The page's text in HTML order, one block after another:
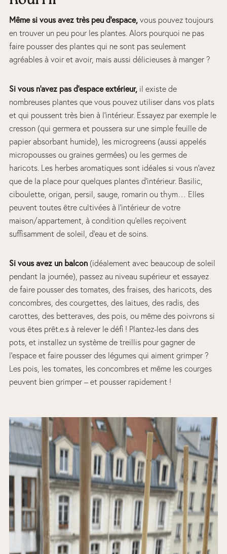
Même si vous avez très peu d’espace, vous pouvez toujours
en trouver un peu pour les plantes. Alors pourquoi ne pas
faire pousser des plantes qui ne sont pas seulement
agréables à voir et avoir, mais aussi délicieuses à manger ?
Si vous n’avez pas d’espace extérieur, il existe de
nombreuses plantes que vous pouvez utiliser dans vos plats
et qui poussent très bien à l’intérieur. Essayez par exemple le
cresson (qui germera et poussera sur une simple feuille de
papier absorbant humide), les microgreens (aussi appelés
micropousses ou graines germées) ou les germes de
haricots. Les herbes aromatiques sont idéales si vous n’avez
que de la place pour quelques plantes d’intérieur. Basilic,
ciboulette, origan, persil, sauge, romarin ou thym… Elles
peuvent toutes être cultivées à l’intérieur de votre
maison/appartement, à condition qu’elles reçoivent
suffisamment de soleil, d’eau et de soins.
Si vous avez un balcon (idéalement avec beaucoup de soleil
pendant la journée), passez au niveau supérieur et essayez
de faire pousser des tomates, des fraises, des haricots, des
concombres, des courgettes, des laitues, des radis, des
carottes, des betteraves, des pois, ou même des poivrons si
vous êtes prêt.e.s à relever le défi ! Plantez-les dans des
pots, et installez un système de treillis pour gagner de
l’espace et faire pousser des légumes qui aiment grimper ?
Les pois, les tomates, les concombres et même les courges
peuvent bien grimper – et pousser rapidement !